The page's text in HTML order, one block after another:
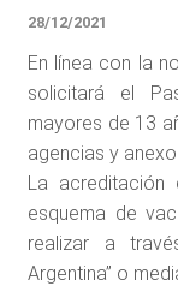
28/12/2021
En línea con la
solicitará el
mayores de 13
agencias y
La
esquema de
realizar a
Argentina” o